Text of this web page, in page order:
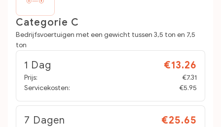
Categorie C
Bedrijfsvoertuigen met een gewicht tussen 3,5 ton en 7,5
ton
1 Dag €13.26
Prijs:
€7.31
Servicekosten:
€5.95
7 Dagen €25.65